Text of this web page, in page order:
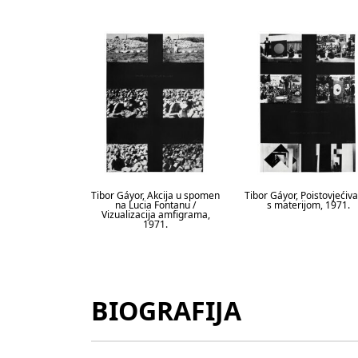
Tibor Gáyor, Akcija u spomen
na Lucia Fontanu /
Vizualizacija amfigrama,
1971.
Tibor Gáyor,
s materijom, 1971.
BIOGRAFIJA